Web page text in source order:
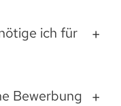
ich für
Bewerbung